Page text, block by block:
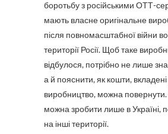
боротьбу з російськими ОТТ-
мають власне оригінальне
після повномасштабної війни
території Росії. Щоб таке
відбулося, потрібно не лише
а й пояснити, як кошти, вкладені
виробництво, можна
можна зробити лише в Україні,
на інші території.